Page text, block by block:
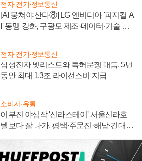
전자·전기·정보통신
[AI 뭉쳐야 산다⑧] LG·엔비디아 '피지컬 A
I' 동맹 강화, 구광모 제조·데이터·기술 결
전자·전기·정보통신
삼성전자 넷리스트와 특허분쟁 매듭, 5년
동안 최대 1.3조 라이선스비 지급
소비자·유통
이부진 야심작 '신라스테이' 서울신라호
텔보다 잘 나가, 평택·주문진·해남·건대로